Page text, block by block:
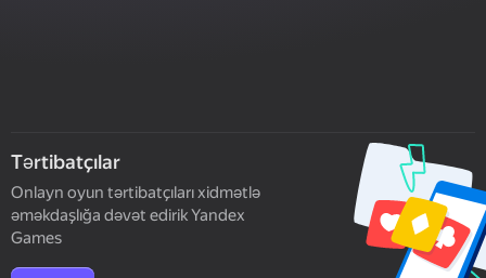
Tərtibatçılar
Onlayn oyun tərtibatçıları xidmətlə
əməkdaşlığa dəvət edirik Yandex
Games